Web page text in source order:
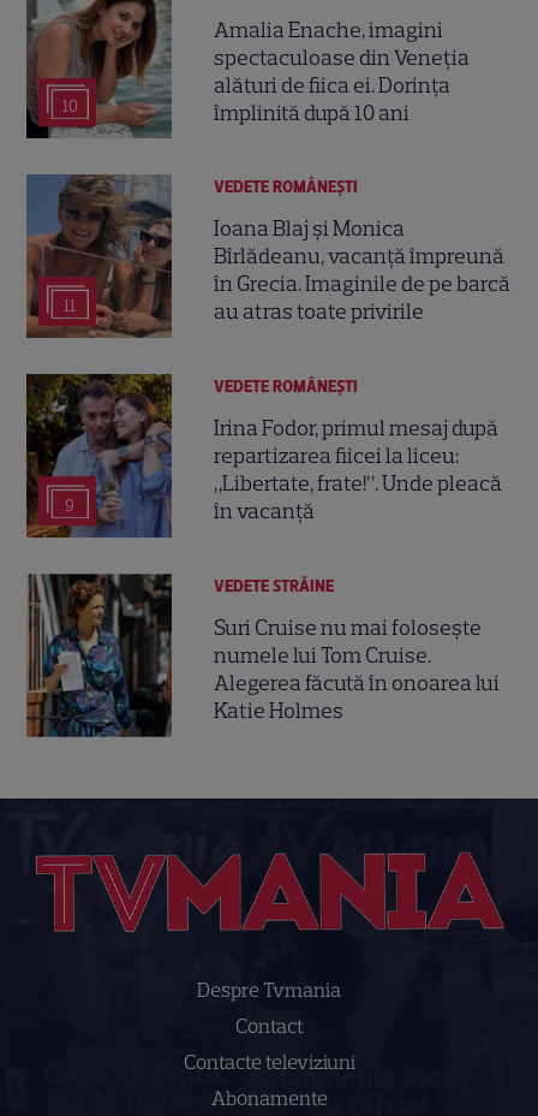
10
Amalia Enache, imagini
spectaculoase din Veneția
alături de fiica ei. Dorința
împlinită după 10 ani
11
VEDETE ROMÂNEŞTI
Ioana Blaj și Monica
Bîrlădeanu, vacanță împreună
în Grecia. Imaginile de pe barcă
au atras toate privirile
9
VEDETE ROMÂNEŞTI
Irina Fodor, primul mesaj după
repartizarea fiicei la liceu:
„Libertate, frate!”. Unde pleacă
în vacanță
VEDETE STRĂINE
Suri Cruise nu mai folosește
numele lui Tom Cruise.
Alegerea făcută în onoarea lui
Katie Holmes
Despre Tvmania
Contact
Contacte televiziuni
Abonamente